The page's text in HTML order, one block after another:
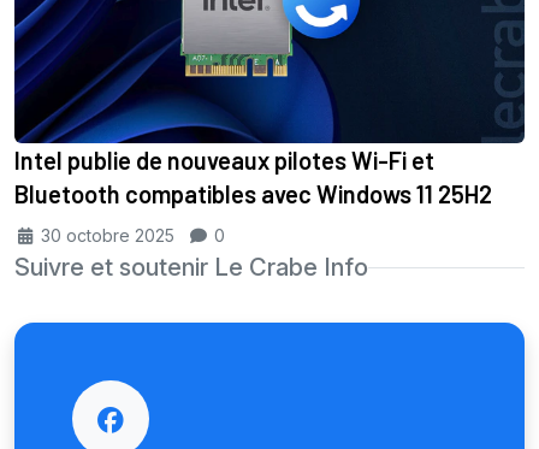
Intel publie de nouveaux pilotes Wi-Fi et
Bluetooth compatibles avec Windows 11 25H2
30 octobre 2025 0
Suivre et soutenir Le Crabe Info